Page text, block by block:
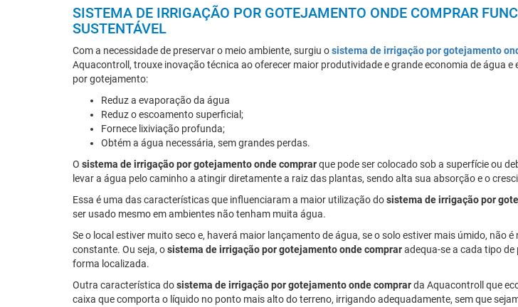
SISTEMA DE IRRIGAÇÃO POR GOTEJAMENTO ONDE COMPRAR
SUSTENTÁVEL
Com a necessidade de preservar o meio ambiente, surgiu osistema de irrigação por gotejamento
Aquacontroll, trouxe inovação técnica ao oferecer maior produtividade e grande economia de água e
por gotejamento:
Reduz a evaporação da água
Reduz o escoamento superficial;
Fornece lixiviação profunda;
Obtém a água necessária, sem grandes perdas.
O sistema de irrigação por gotejamento onde comprarque pode ser colocado sob a superfície ou
levar a água pelo caminho a atingir diretamente a raiz das plantas, sendo alta sua absorção e o
Essa é uma das características que influenciaram a maior utilização dosistema de irrigação por
ser usado mesmo em ambientes não tenham muita água.
Se o local estiver muito seco e, haverá maior lançamento de água, se o solo estiver mais úmido, não
constante. Ou seja, osistema de irrigação por gotejamento onde compraradequa-se a cada tipo
forma localizada.
Outra característica dosistema de irrigação por gotejamento onde comprarda Aquacontroll que
caixa que comporta o líquido no ponto mais alto do terreno, irrigando adequadamente, sem que